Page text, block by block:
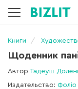
Книги
Щоденник
Автор Тадеуш
Издательство: Фоліо